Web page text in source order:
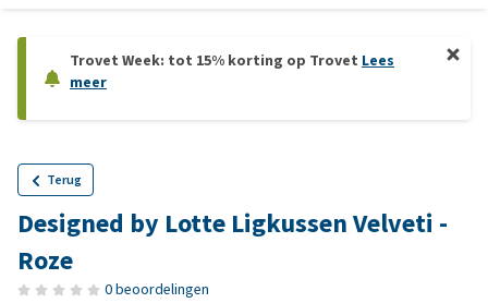
Trovet Week: tot 15% korting op Trovet Lees
meer
Terug
Designed by Lotte Ligkussen Velveti -
Roze
0 beoordelingen